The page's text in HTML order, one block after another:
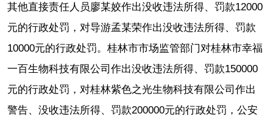
其他直接责任人员廖某姣作出没收违法所得、罚款12000
元的行政处罚，对导游孟某荣作出没收违法所得、罚款
10000元的行政处罚。桂林市市场监管部门对桂林市幸福
一百生物科技有限公司作出没收违法所得、罚款150000
元的行政处罚，对桂林紫色之光生物科技有限公司作出
警告、没收违法所得、罚款200000元的行政处罚，公安